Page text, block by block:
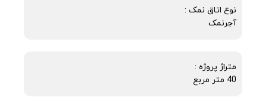
نوع اتاق نمک :
آجرنمک
متراژ پروژه :
40 متر مربع